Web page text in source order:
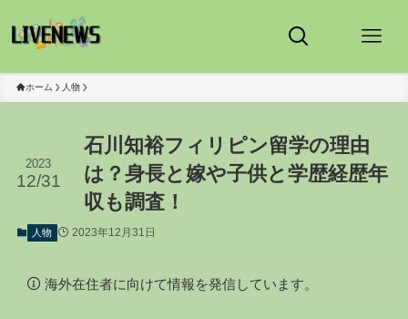
ホーム 人物
石川知裕フィリピン留学の理由
は？身長と嫁や子供と学歴経歴年
収も調査！
2023
12/31
人物 2023年12月31日
海外在住者に向けて情報を発信しています。